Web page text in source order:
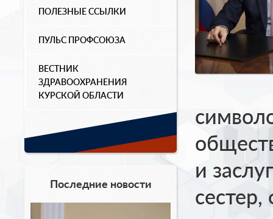
ПОЛЕЗНЫЕ ССЫЛКИ
ПУЛЬС ПРОФСОЮЗА
ВЕСТНИК
ЗДРАВООХРАНЕНИЯ
КУРСКОЙ ОБЛАСТИ
Последние новости
и